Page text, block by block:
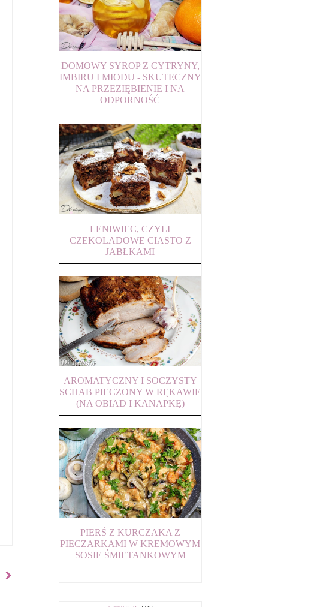
DOMOWY SYROP Z CYTRYNY,
IMBIRU I MIODU - SKUTECZNY
NA PRZEZIĘBIENIE I NA
ODPORNOŚĆ
LENIWIEC, CZYLI
CZEKOLADOWE CIASTO Z
JABŁKAMI
AROMATYCZNY I SOCZYSTY
SCHAB PIECZONY W RĘKAWIE
(NA OBIAD I KANAPKĘ)
PIERŚ Z KURCZAKA Z
PIECZARKAMI W KREMOWYM
SOSIE ŚMIETANKOWYM